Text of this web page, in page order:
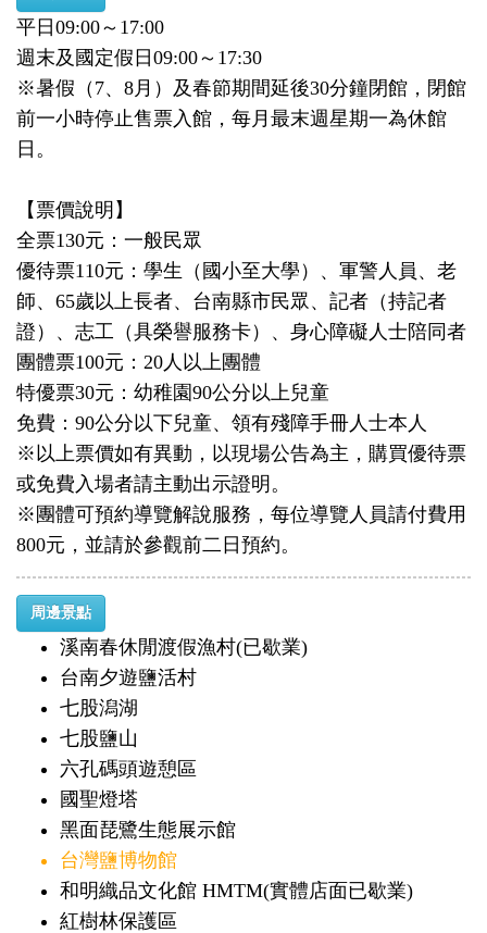
平日09:00～17:00
週末及國定假日09:00～17:30
※暑假（7、8月）及春節期間延後30分鐘閉館，閉館
前一小時停止售票入館，每月最末週星期一為休館
日。
【票價說明】
全票130元：一般民眾
優待票110元：學生（國小至大學）、軍警人員、老
師、65歲以上長者、台南縣市民眾、記者（持記者
證）、志工（具榮譽服務卡）、身心障礙人士陪同者
團體票100元：20人以上團體
特優票30元：幼稚園90公分以上兒童
免費：90公分以下兒童、領有殘障手冊人士本人
※以上票價如有異動，以現場公告為主，購買優待票
或免費入場者請主動出示證明。
※團體可預約導覽解說服務，每位導覽人員請付費用
800元，並請於參觀前二日預約。
周邊景點
溪南春休閒渡假漁村(已歇業)
台南夕遊鹽活村
七股潟湖
七股鹽山
六孔碼頭遊憩區
國聖燈塔
黑面琵鷺生態展示館
台灣鹽博物館
和明織品文化館 HMTM(實體店面已歇業)
紅樹林保護區